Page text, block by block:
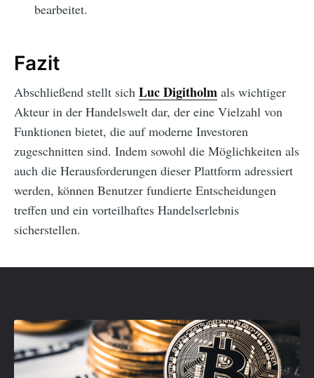
bearbeitet.
Fazit
Abschließend stellt sich Luc Digitholm als wichtiger
Akteur in der Handelswelt dar, der eine Vielzahl von
Funktionen bietet, die auf moderne Investoren
zugeschnitten sind. Indem sowohl die Möglichkeiten als
auch die Herausforderungen dieser Plattform adressiert
werden, können Benutzer fundierte Entscheidungen
treffen und ein vorteilhaftes Handelserlebnis
sicherstellen.